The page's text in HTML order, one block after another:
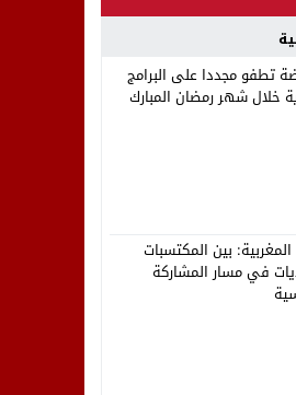
تطفو مجددا على البرامج
خلال شهر رمضان المبارك
المغربية: بين المكتسبات
في مسار المشاركة